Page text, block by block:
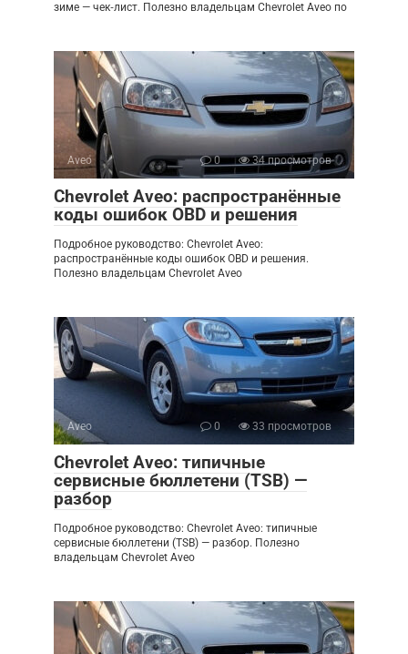
зиме — чек‑лист. Полезно владельцам Chevrolet Aveo по
Aveo 0 34 просмотров
Chevrolet Aveo: распространённые
коды ошибок OBD и решения
Подробное руководство: Chevrolet Aveo:
распространённые коды ошибок OBD и решения.
Полезно владельцам Chevrolet Aveo
Aveo 0 33 просмотров
Chevrolet Aveo: типичные
сервисные бюллетени (TSB) —
разбор
Подробное руководство: Chevrolet Aveo: типичные
сервисные бюллетени (TSB) — разбор. Полезно
владельцам Chevrolet Aveo